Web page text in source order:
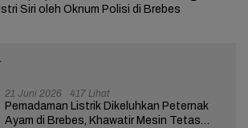
Siri oleh Oknum Polisi di Brebes
21 Juni 2026 417 Lihat
Pemadaman Listrik Dikeluhkan Peternak
Ayam di Brebes, Khawatir Mesin Tetas